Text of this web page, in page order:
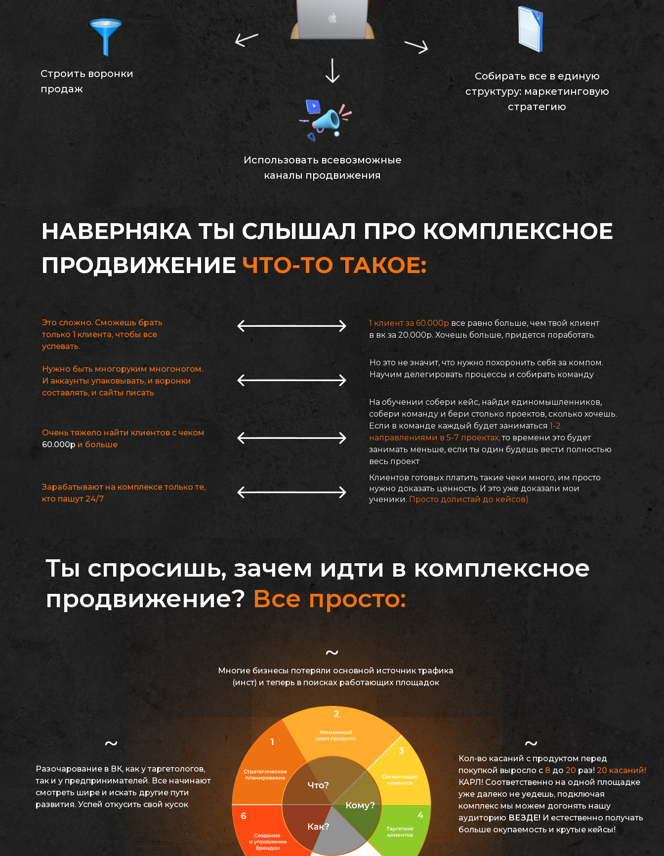
Строить воронки
продаж
Использовать всевозможные
каналы продвижения
Собирать все в единую
структуру: маркетинговую
стратегию
НАВЕРНЯКА ТЫ СЛЫШАЛ ПРО КОМПЛЕКСНОЕ
ПРОДВИЖЕНИЕ ЧТО-ТО ТАКОЕ:
1 клиент за 60.000р все равно больше, чем твой клиент
в вк за 20.000р. Хочешь больше, придется поработать.
Но это не значит, что нужно похоронить себя за компом.
Научим делегировать процессы и собирать команду
На обучении собери кейс, найди единомышленников,
собери команду и бери столько проектов, сколько хочешь.
Если в команде каждый будет заниматься 1-2
направлениями в 5-7 проектах,то времени это будет
занимать меньше, если ты один будешь вести полностью
весь проект
Клиентов готовых платить такие чеки много, им просто
нужно доказать ценность. И это уже доказали мои
ученики. Просто долистай до кейсов)
Это сложно. Сможешь брать
только 1 клиента, чтобы все
успевать.
Нужно быть многоруким многоногом.
И аккаунты упаковывать, и воронки
составлять, и сайты писать
Зарабатывают на комплексе только те,
кто пашут 24/7
Очень тяжело найти клиентов с чеком
60.000р и больше
Ты спросишь, зачем идти в комплексное
продвижение? Все просто:
Многие бизнесы потеряли основной источник трафика
(инст) и теперь в поисках работающих площадок
Разочарование в ВК, как у таргетологов,
так и у предпринимателей. Все начинают
смотреть шире и искать другие пути
развития. Успей откусить свой кусок
Кол-во касаний с продуктом перед
покупкой выросло с 8 до 20 раз! 20 касаний!
КАРЛ! Соответственно на одной площадке
уже далеко не уедешь, подключая
комплекс мы можем догонять нашу
аудиторию ВЕЗДЕ! И естественно получать
больше окупаемость и крутые кейсы!
~
~ ~